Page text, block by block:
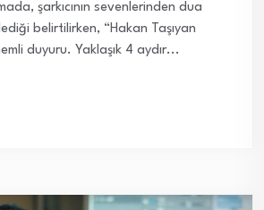
şarkıcının sevenlerinden dua
belirtilirken, “Hakan Taşıyan
duyuru. Yaklaşık 4 aydır...